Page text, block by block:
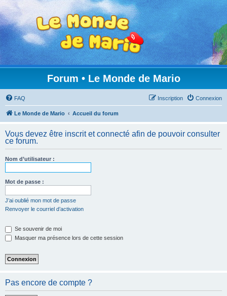
Forum • Le Monde de Mario
FAQ Connexion
Inscription
Le Monde de Mario Accueil du forum
Vous devez être inscrit et connecté afin de pouvoir consulter
ce forum.
Nom d’utilisateur :
Mot de passe :
J’ai oublié mon mot de passe
Renvoyer le courriel d’activation
Se souvenir de moi
Masquer ma présence lors de cette session
Pas encore de compte ?